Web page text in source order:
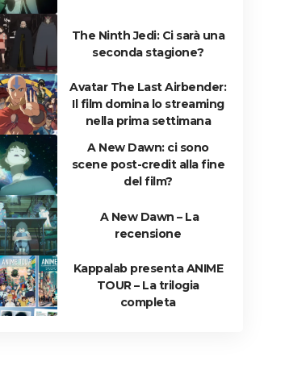
The Ninth Jedi: Ci sarà una
seconda stagione?
Avatar The Last Airbender:
Il film domina lo streaming
nella prima settimana
A New Dawn: ci sono
scene post-credit alla fine
del film?
A New Dawn – La
recensione
Kappalab presenta ANIME
TOUR – La trilogia
completa